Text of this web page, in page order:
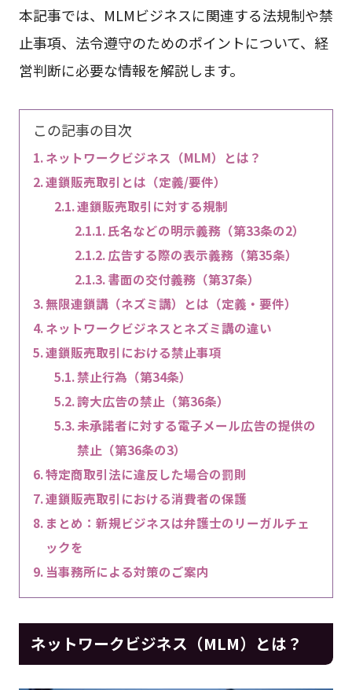
本記事では、MLMビジネスに関連する法規制や禁
止事項、法令遵守のためのポイントについて、経
営判断に必要な情報を解説します。
この記事の目次
ネットワークビジネス（MLM）とは？
連鎖販売取引とは（定義/要件）
連鎖販売取引に対する規制
氏名などの明示義務（第33条の2）
広告する際の表示義務（第35条）
書面の交付義務（第37条）
無限連鎖講（ネズミ講）とは（定義・要件）
ネットワークビジネスとネズミ講の違い
連鎖販売取引における禁止事項
禁止行為（第34条）
誇大広告の禁止（第36条）
未承諾者に対する電子メール広告の提供の
禁止（第36条の3）
特定商取引法に違反した場合の罰則
連鎖販売取引における消費者の保護
まとめ：新規ビジネスは弁護士のリーガルチェ
ックを
当事務所による対策のご案内
ネットワークビジネス（MLM）とは？